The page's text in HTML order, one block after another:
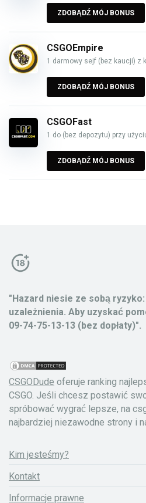
ZDOBĄDŹ MÓJ BONUS
CSGOEmpire
1 darmowy sejf (bez kaucji) z
ZDOBĄDŹ MÓJ BONUS
CSGOFast
1 do (bez depozytu) przy
ZDOBĄDŹ MÓJ BONUS
"Hazard niesie ze sobą
uzależnienia. Aby uzyskać
09-74-75-13-13 (bez dopłaty)".
CSGODude oferuje ranking
CSGO. Jeśli chcesz postawić
spróbować wygrać lepsze, na
najbardziej niezawodne strony i
Kim jesteśmy?
Kontakt
Informacje prawne